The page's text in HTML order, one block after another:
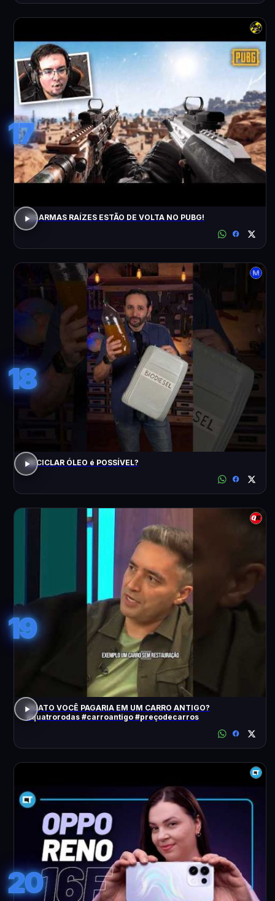
17
AS ARMAS RAÍZES ESTÃO DE VOLTA NO PUBG!
18
RECICLAR ÓLEO é POSSÍVEL?
19
QUATO VOCÊ PAGARIA EM UM CARRO ANTIGO?
#quatrorodas #carroantigo #preçodecarros
20